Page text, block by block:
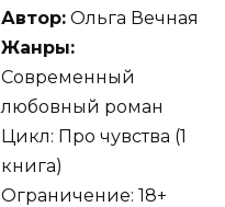
Автор: Ольга Вечная
Жанры:
Современный
любовный роман
Цикл: Про чувства (1
книга)
Ограничение: 18+